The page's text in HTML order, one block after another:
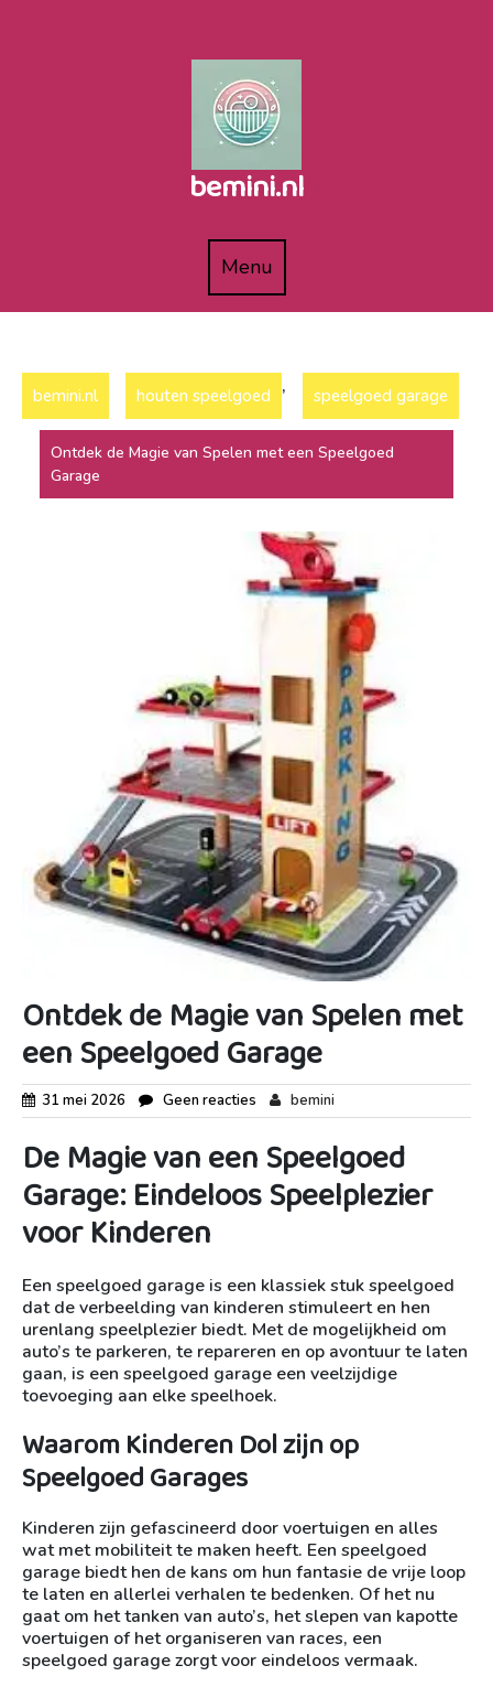
bemini.nl
MenuMenu
bemini.nl houten speelgoed , speelgoed garage
Ontdek de Magie van Spelen met een Speelgoed
Garage
Ontdek de Magie van Spelen met
een Speelgoed Garage
31 mei 2026 Geen reacties bemini
De Magie van een Speelgoed
Garage: Eindeloos Speelplezier
voor Kinderen
Een speelgoed garage is een klassiek stuk speelgoed
dat de verbeelding van kinderen stimuleert en hen
urenlang speelplezier biedt. Met de mogelijkheid om
auto’s te parkeren, te repareren en op avontuur te laten
gaan, is een speelgoed garage een veelzijdige
toevoeging aan elke speelhoek.
Waarom Kinderen Dol zijn op
Speelgoed Garages
Kinderen zijn gefascineerd door voertuigen en alles
wat met mobiliteit te maken heeft. Een speelgoed
garage biedt hen de kans om hun fantasie de vrije loop
te laten en allerlei verhalen te bedenken. Of het nu
gaat om het tanken van auto’s, het slepen van kapotte
voertuigen of het organiseren van races, een
speelgoed garage zorgt voor eindeloos vermaak.